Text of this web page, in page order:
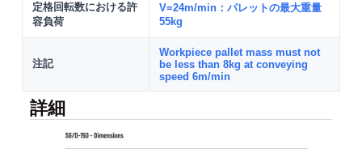
定格回転数における許
容負荷
V=24m/min：パレットの最大重量
55kg
注記
Workpiece pallet mass must not
be less than 8kg at conveying
speed 6m/min
詳細